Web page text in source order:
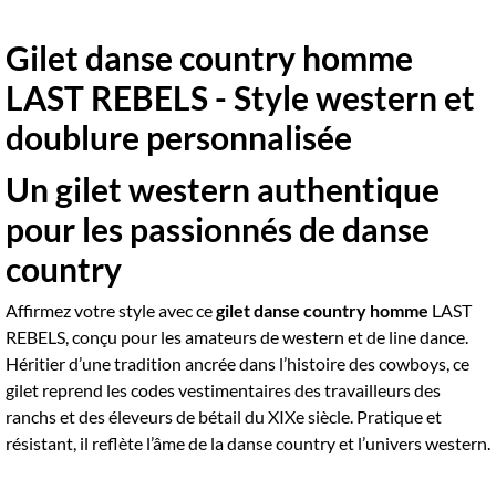
Gilet danse country homme
LAST REBELS - Style western et
doublure personnalisée
Un gilet western authentique
pour les passionnés de danse
country
Affirmez votre style avec cegilet danse country homme LAST
REBELS, conçu pour les amateurs de western et de line dance.
Héritier d’une tradition ancrée dans l’histoire des cowboys, ce
gilet reprend les codes vestimentaires des travailleurs des
ranchs et des éleveurs de bétail du XIXe siècle. Pratique et
résistant, il reflète l’âme de la danse country et l’univers western.